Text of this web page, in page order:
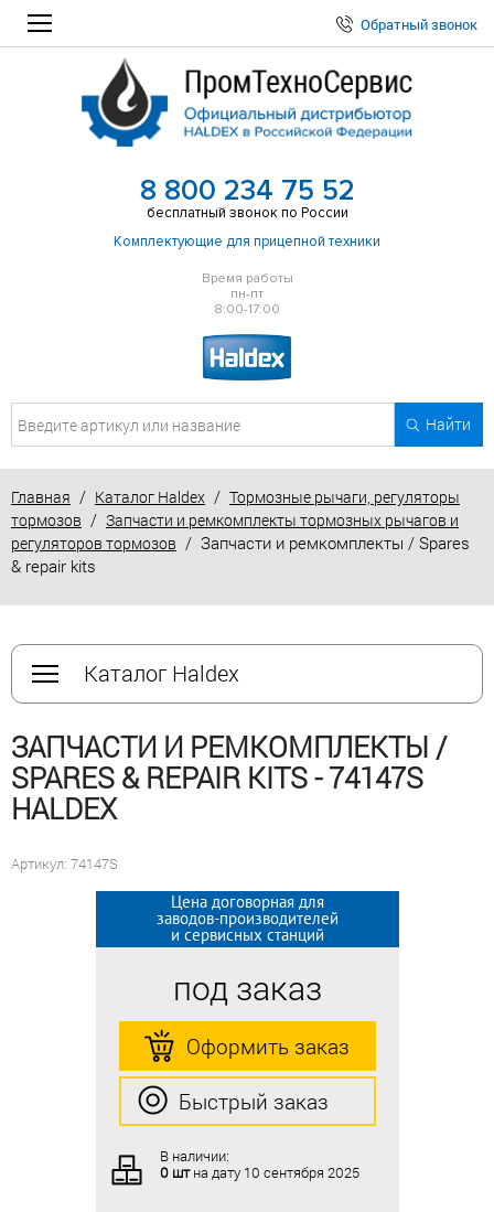
Обратный звонок
8 800 234 75 52
бесплатный звонок по России
Комплектующие для прицепной техники
Время работы
пн-пт
8:00-17:00
Найти
Главная / Каталог Haldex / Тормозные рычаги, регуляторы
тормозов / Запчасти и ремкомплекты тормозных рычагов и
регуляторов тормозов / Запчасти и ремкомплекты / Spares
& repair kits
Каталог Haldex
ЗАПЧАСТИ И РЕМКОМПЛЕКТЫ /
SPARES & REPAIR KITS - 74147S
HALDEX
Артикул: 74147S
Цена договорная для
заводов-производителей
и сервисных станций
под заказ
Оформить заказ
Быстрый заказ
В наличии:
0 штна дату 10 сентября 2025
Цена договорная для
заводов-производителей
и сервисных станций
под заказ
Оформить заказ
Быстрый заказ
В наличии:
0 штна дату 10 сентября 2025